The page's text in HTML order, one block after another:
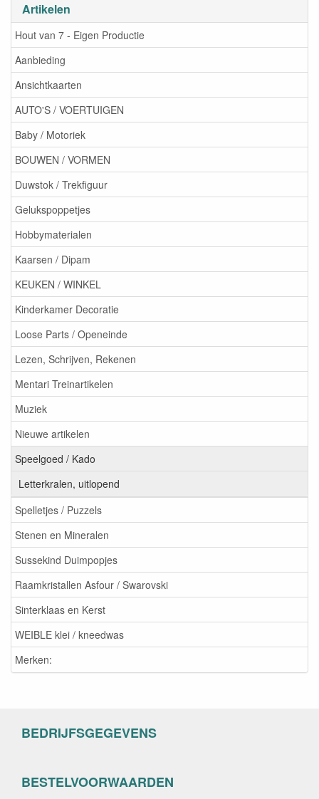
Artikelen
Hout van 7 - Eigen Productie
Aanbieding
Ansichtkaarten
AUTO'S / VOERTUIGEN
Baby / Motoriek
BOUWEN / VORMEN
Duwstok / Trekfiguur
Gelukspoppetjes
Hobbymaterialen
Kaarsen / Dipam
KEUKEN / WINKEL
Kinderkamer Decoratie
Loose Parts / Openeinde
Lezen, Schrijven, Rekenen
Mentari Treinartikelen
Muziek
Nieuwe artikelen
Speelgoed / Kado
Letterkralen, uitlopend
Spelletjes / Puzzels
Stenen en Mineralen
Sussekind Duimpopjes
Raamkristallen Asfour / Swarovski
Sinterklaas en Kerst
WEIBLE klei / kneedwas
Merken:
BEDRIJFSGEGEVENS
BESTELVOORWAARDEN